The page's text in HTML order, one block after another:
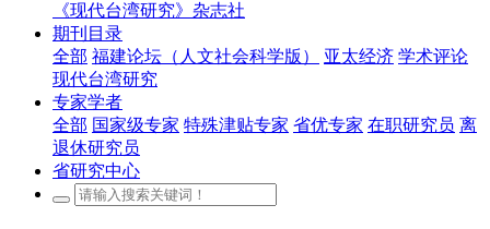
《现代台湾研究》杂志社
期刊目录
全部 福建论坛（人文社会科学版） 亚太经济 学术评论
现代台湾研究
专家学者
全部 国家级专家 特殊津贴专家 省优专家 在职研究员 离
退休研究员
省研究中心